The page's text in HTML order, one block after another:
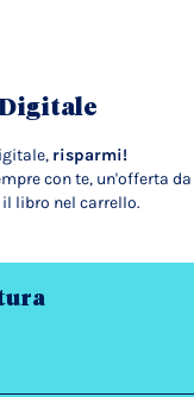
risparmi!
con te, un'offerta
libro nel carrello.